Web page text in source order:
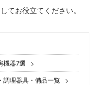
てお役立てください。
機器7選
調理器具・備品一覧